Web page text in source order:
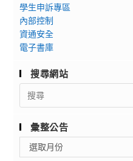
學生申訴專區
內部控制
資通安全
電子書庫
搜尋網站
Search
for:
彙整公告
整
選取月份